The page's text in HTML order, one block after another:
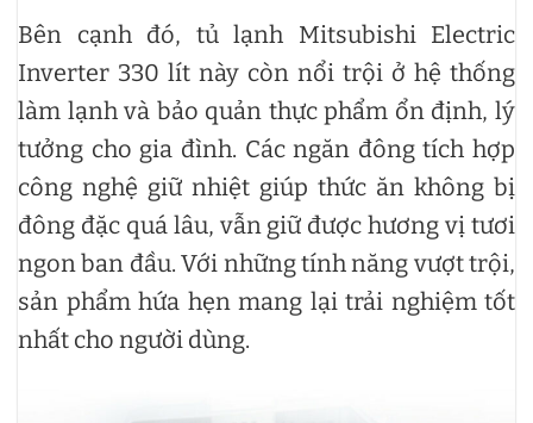
Bên cạnh đó, tủ lạnh Mitsubishi Electric
Inverter 330 lít này còn nổi trội ở hệ thống
làm lạnh và bảo quản thực phẩm ổn định, lý
tưởng cho gia đình. Các ngăn đông tích hợp
công nghệ giữ nhiệt giúp thức ăn không bị
đông đặc quá lâu, vẫn giữ được hương vị tươi
ngon ban đầu. Với những tính năng vượt trội,
sản phẩm hứa hẹn mang lại trải nghiệm tốt
nhất cho người dùng.